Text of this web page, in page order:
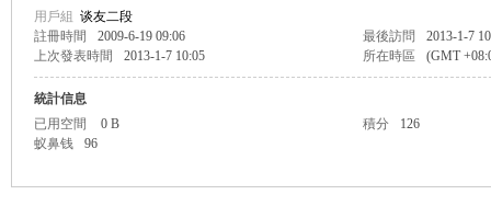
用戶組 谈友二段
註冊時間
2009-6-19 09:06 最後訪問
2013-1-7
上次發表時間
2013-1-7 10:05 所在時區 (GMT
統計信息
已用空間
0 B 積分
126
蚁鼻钱
96